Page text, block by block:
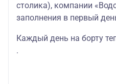
столика), компании
заполнения в первый
Каждый день на борту
.